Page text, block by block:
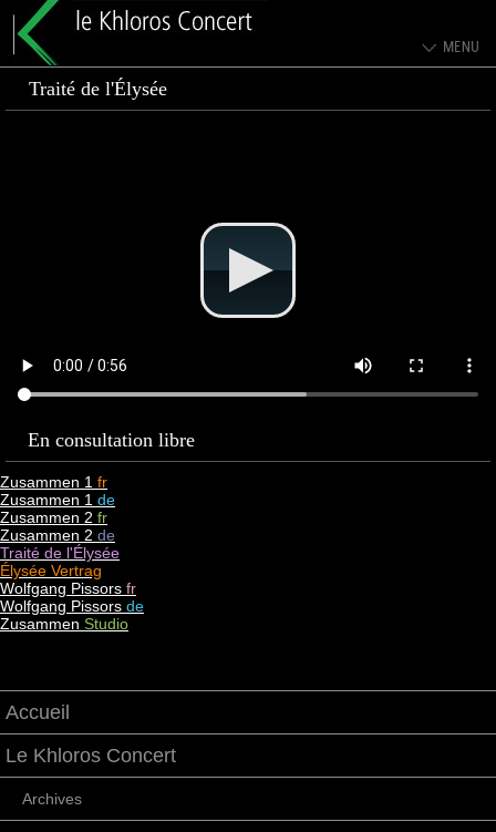
Traité de l'Élysée
En consultation libre
Zusammen 1 fr
Zusammen 1 de
Zusammen 2 fr
Zusammen 2 de
Traité de l'Élysée
Élysée Vertrag
Wolfgang Pissors fr
Wolfgang Pissors de
Zusammen Studio
Accueil
Le Khloros Concert
Archives